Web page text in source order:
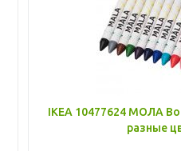
IKEA 10477624 МОЛА
разные